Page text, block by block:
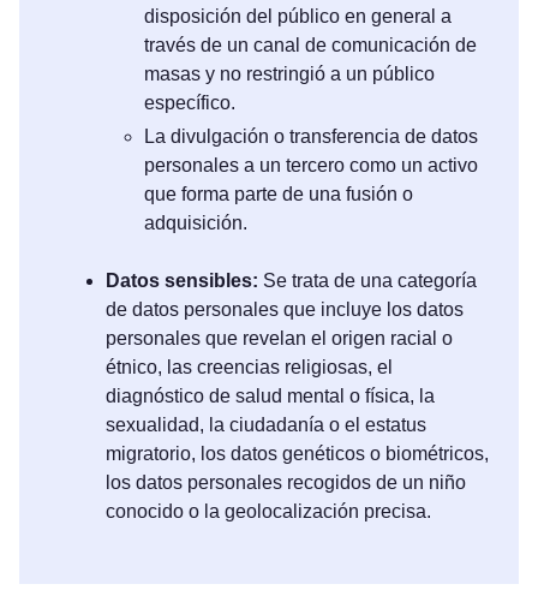
disposición del público en general a
través de un canal de comunicación de
masas y no restringió a un público
específico.
La divulgación o transferencia de datos
personales a un tercero como un activo
que forma parte de una fusión o
adquisición.
Datos sensibles: Se trata de una categoría
de datos personales que incluye los datos
personales que revelan el origen racial o
étnico, las creencias religiosas, el
diagnóstico de salud mental o física, la
sexualidad, la ciudadanía o el estatus
migratorio, los datos genéticos o biométricos,
los datos personales recogidos de un niño
conocido o la geolocalización precisa.